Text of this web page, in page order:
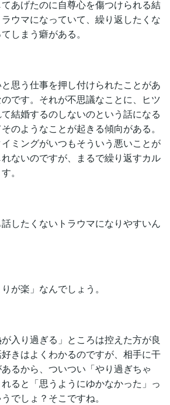
あげたのに自尊心を傷つけられる結
ウマになっていて、繰り返したくな
しまう癖がある。
思う仕事を押し付けられたことがあ
です。それが不思議なことに、ヒツ
結婚するのしないのという話になる
のようなことが起きる傾向がある。
ミングがいつもそういう悪いことが
ないのですが、まるで繰り返すカル
。
したくないトラウマになりやすいん
が楽」なんでしょう。
入り過ぎる」ところは控えた方が良
きはよくわかるのですが、相手に干
るから、ついつい「やり過ぎちゃ
ると「思うようにゆかなかった」っ
でしょ？そこですね。